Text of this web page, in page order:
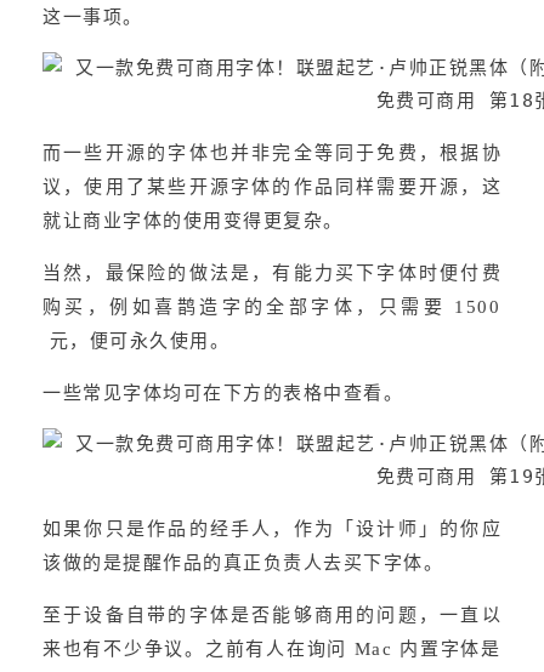
这一事项。
而一些开源的字体也并非完全等同于免费，根据协
议，使用了某些开源字体的作品同样需要开源，这
就让商业字体的使用变得更复杂。
当然，最保险的做法是，有能力买下字体时便付费
购买，例如喜鹊造字的全部字体，只需要 1500
元，便可永久使用。
一些常见字体均可在下方的表格中查看。
如果你只是作品的经手人，作为「设计师」的你应
该做的是提醒作品的真正负责人去买下字体。
至于设备自带的字体是否能够商用的问题，一直以
来也有不少争议。之前有人在询问 Mac 内置字体是